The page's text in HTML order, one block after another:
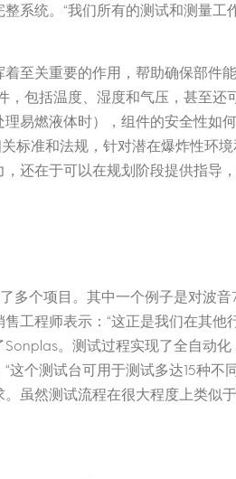
系统。“我们所有的测试和测量
着至关重要的作用，帮助确保部件
，包括温度、湿度和气压，甚至还
易燃液体时），组件的安全性如
关标准和法规，针对潜在爆炸性环
还在于可以在规划阶段提供指导
多个项目。其中一个例子是对波
工程师表示：“这正是我们在其
。测试过程实现了全自动
这个测试台可用于测试多达15种
虽然测试流程在很大程度上类似